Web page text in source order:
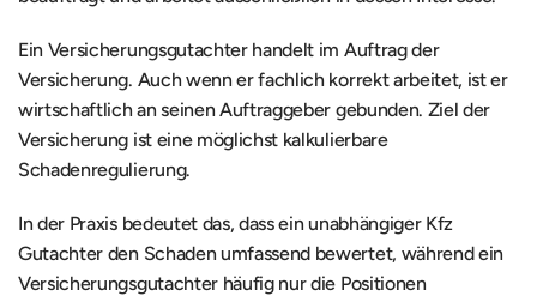
Ein Versicherungsgutachter handelt im Auftrag der
Versicherung. Auch wenn er fachlich korrekt arbeitet, ist er
wirtschaftlich an seinen Auftraggeber gebunden. Ziel der
Versicherung ist eine möglichst kalkulierbare
Schadenregulierung.
In der Praxis bedeutet das, dass ein unabhängiger Kfz
Gutachter den Schaden umfassend bewertet, während ein
Versicherungsgutachter häufig nur die Positionen